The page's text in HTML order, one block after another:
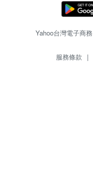
Yahoo台灣電子商
服務條款 |